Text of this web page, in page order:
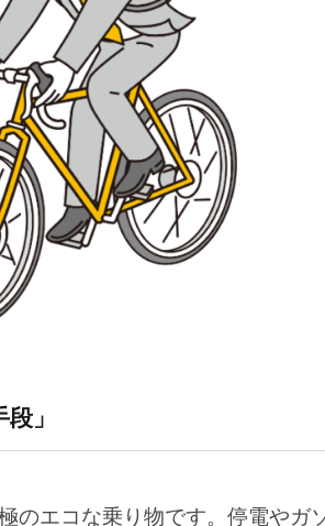
すすめ
量」タイプも便利
慣を
確認しておくこと
」
のエコな乗り物です。停電やガ
年1月31日
性格が良いと感じる
】
人
士